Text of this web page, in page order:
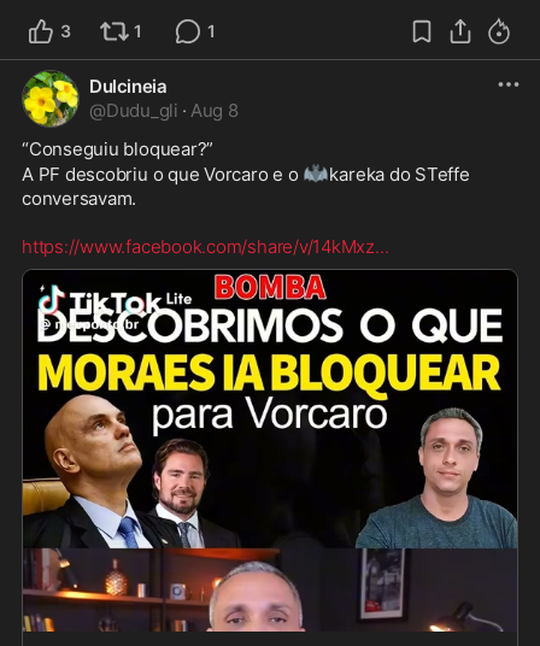
3 1 1
Dulcineia
@Dudu_gli · Aug 8
“Conseguiu bloquear?”
A PF descobriu o que Vorcaro e o 🦇kareka do STeffe
conversavam.
https://www.facebook.com/share/v/14kMxz...